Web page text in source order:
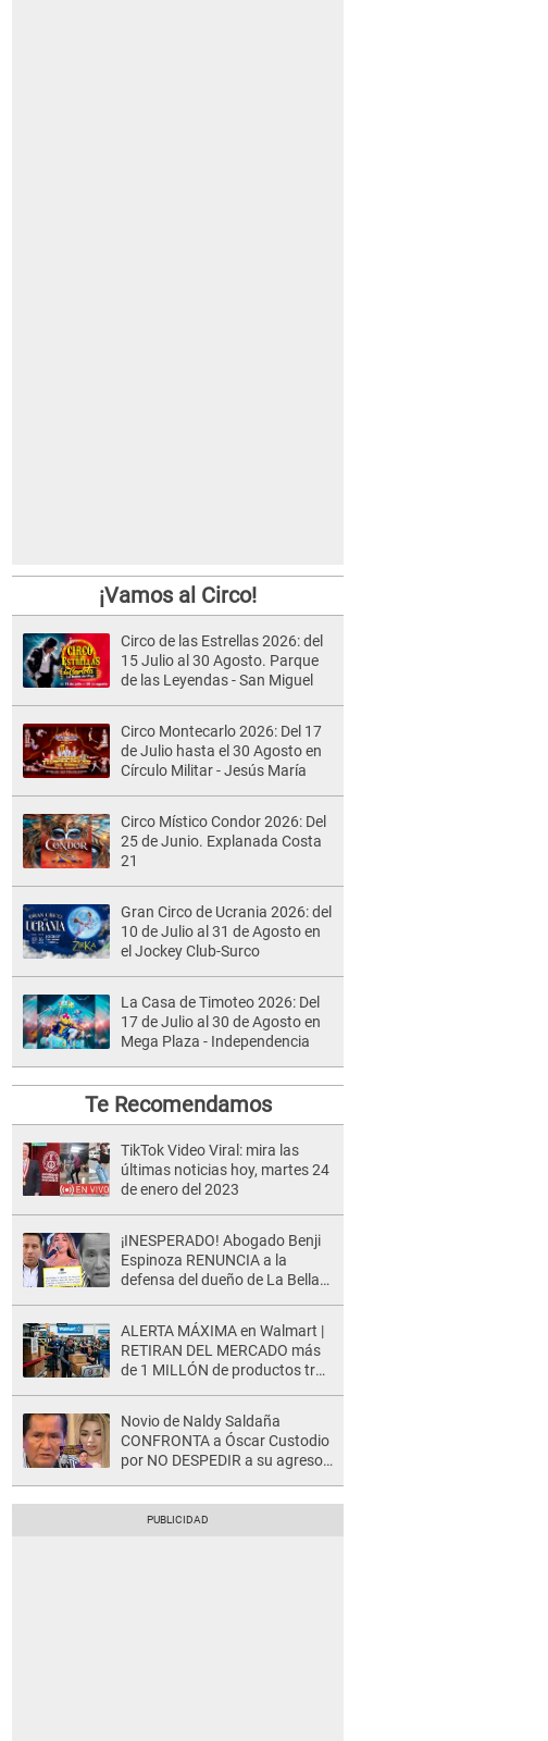
¡Vamos al Circo!
Circo de las Estrellas 2026: del
15 Julio al 30 Agosto. Parque
de las Leyendas - San Miguel
Circo Montecarlo 2026: Del 17
de Julio hasta el 30 Agosto en
Círculo Militar - Jesús María
Circo Místico Condor 2026: Del
25 de Junio. Explanada Costa
21
Gran Circo de Ucrania 2026: del
10 de Julio al 31 de Agosto en
el Jockey Club-Surco
La Casa de Timoteo 2026: Del
17 de Julio al 30 de Agosto en
Mega Plaza - Independencia
Te Recomendamos
TikTok Video Viral: mira las
últimas noticias hoy, martes 24
de enero del 2023
¡INESPERADO! Abogado Benji
Espinoza RENUNCIA a la
defensa del dueño de La Bella
audio: "Nada que defender"
ALERTA MÁXIMA en Walmart |
RETIRAN DEL MERCADO más
de 1 MILLÓN de productos tras
Novio de Naldy Saldaña
CONFRONTA a Óscar Custodio
por NO DESPEDIR a su agresor